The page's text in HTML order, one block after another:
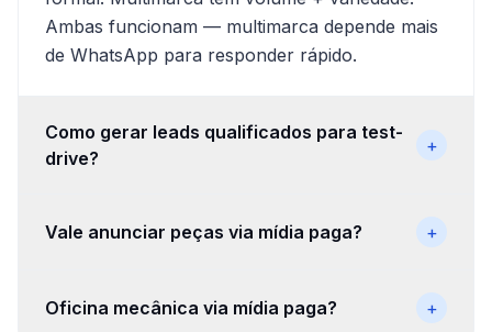
Ambas funcionam — multimarca depende mais
de WhatsApp para responder rápido.
Como gerar leads qualificados para test-
drive?
+
Vale anunciar peças via mídia paga? +
Oficina mecânica via mídia paga? +